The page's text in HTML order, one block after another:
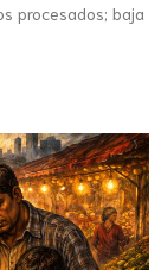
procesados; baja